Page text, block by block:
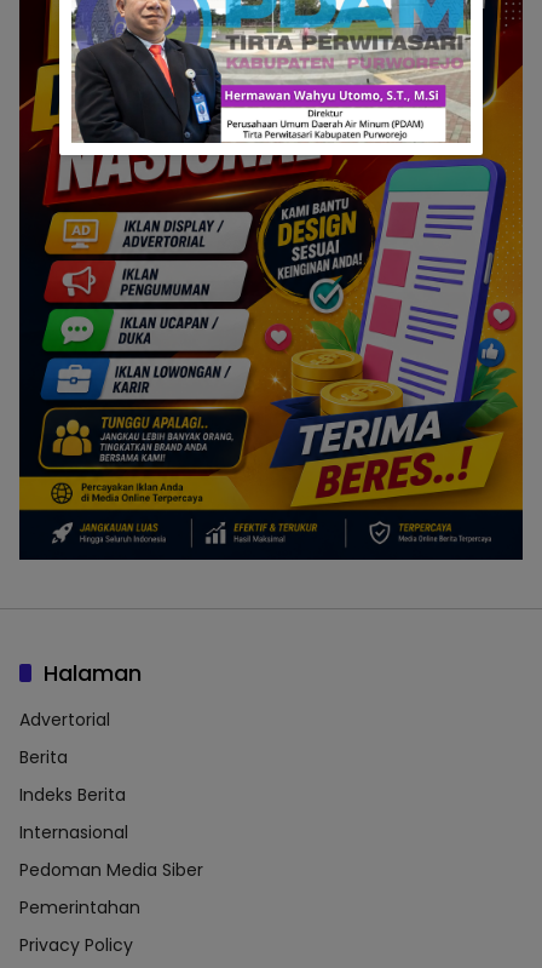
Halaman
Advertorial
Berita
Indeks Berita
Internasional
Pedoman Media Siber
Pemerintahan
Privacy Policy